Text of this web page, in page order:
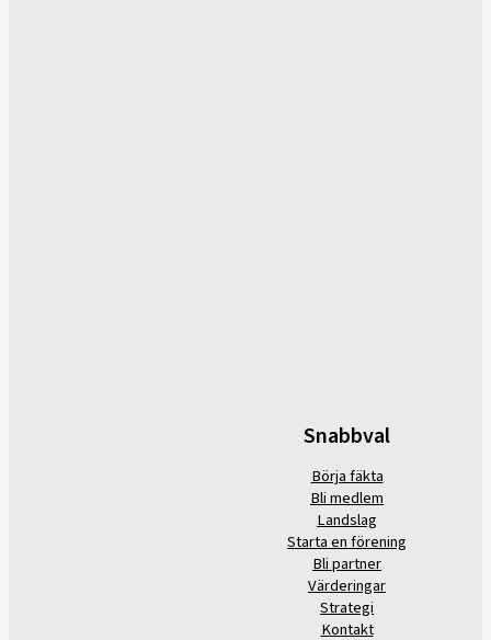
Snabbval
Börja fäkta
Bli medlem
Landslag
Starta en förening
Bli partner
Värderingar
Strategi
Kontakt